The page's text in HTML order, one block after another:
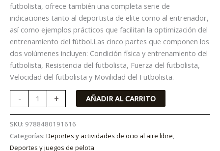
futbolista, ofrece también una completa serie de
indicaciones tanto al deportista de elite como al entrenador,
así como ejemplos prácticos que facilitan la optimización del
entrenamiento del fútbol.Las cinco partes que componen los
dos volúmenes incluyen: Condición física y entrenamiento del
futbolista, Resistencia del futbolista, Fuerza del futbolista,
Velocidad del futbolista y Movilidad del Futbolista.
- + AÑADIR AL CARRITO
SKU: 9788480191616
Categorías: Deportes y actividades de ocio al aire libre,
Deportes y juegos de pelota